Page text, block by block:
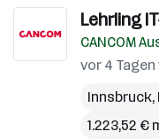
Lehrling
CANCOM
vor 4
Innsbruck,
1.223,52 €